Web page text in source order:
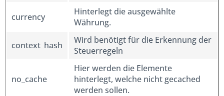
currency
Hinterlegt die ausgewählte
Währung.
context_hash
Wird benötigt für die Erkennung der
Steuerregeln
no_cache
Hier werden die Elemente
hinterlegt, welche nicht gecached
werden sollen.